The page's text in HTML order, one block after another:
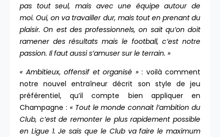
pas tout seul, mais avec une équipe autour de
moi. Oui, on va travailler dur, mais tout en prenant du
plaisir. On est des professionnels, on sait qu’on doit
ramener des résultats mais le football, c’est notre
passion. Il faut aussi s’amuser sur le terrain. »
« Ambitieux, offensif et organisé »: voilà comment
notre nouvel entraîneur décrit son style de jeu
préférentiel, qu’il compte bien appliquer en
Champagne : « Tout le monde connait l’ambition du
Club, c’est de remonter le plus rapidement possible
en Ligue 1. Je sais que le Club va faire le maximum